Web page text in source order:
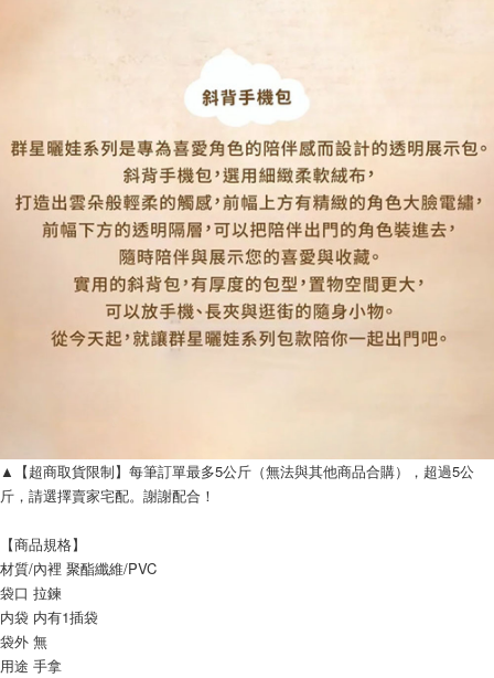
▲【超商取貨限制】每筆訂單最多5公斤（無法與其他商品合購），超過5公
斤，請選擇賣家宅配。謝謝配合！
【商品規格】
材質/內裡 聚酯纖維/PVC
袋口 拉鍊
内袋 内有1插袋
袋外 無
用途 手拿